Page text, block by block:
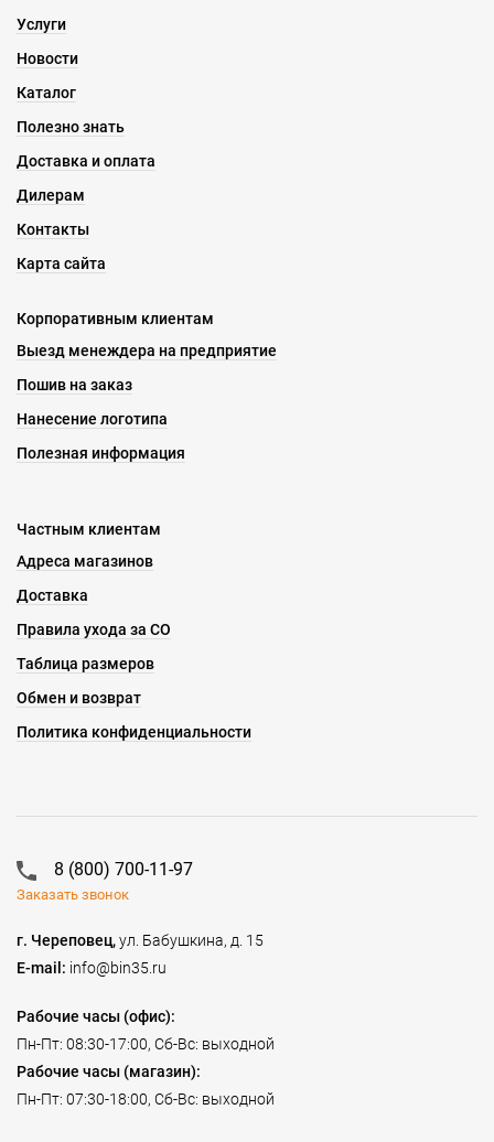
Услуги
Новости
Каталог
Полезно знать
Доставка и оплата
Дилерам
Контакты
Карта сайта
Корпоративным клиентам
Выезд менеждера на предприятие
Пошив на заказ
Нанесение логотипа
Полезная информация
Частным клиентам
Адреса магазинов
Доставка
Правила ухода за СО
Таблица размеров
Обмен и возврат
Политика конфиденциальности
8 (800) 700-11-97
Заказать звонок
г. Череповец,ул. Бабушкина, д. 15
E-mail: info@bin35.ru
Рабочие часы (офис):
Пн-Пт: 08:30-17:00, Сб-Вс: выходной
Рабочие часы (магазин):
Пн-Пт: 07:30-18:00, Сб-Вс: выходной